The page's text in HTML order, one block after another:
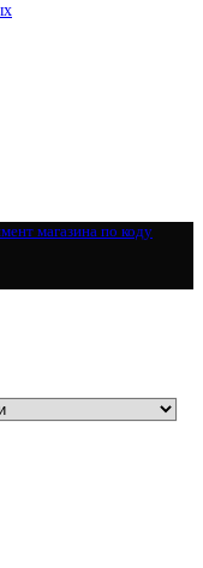
магазина по коду